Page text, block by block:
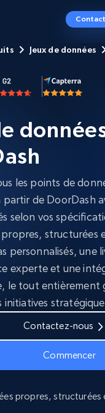
Jeux de données
les points de
de DoorDash
selon vos
structurées
personnalisés, une
experte et une
le tout entièrement
initiatives
Contactez-nous
Commencer
propres,